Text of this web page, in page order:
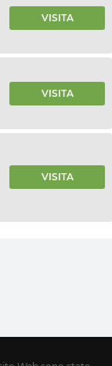
VISITA
VISITA
VISITA